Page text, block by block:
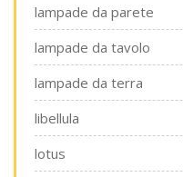
lampade da parete
lampade da tavolo
lampade da terra
libellula
lotus